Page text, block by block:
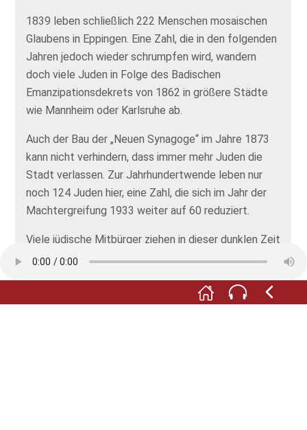
1839 leben schließlich 222 Menschen mosaischen
Glaubens in Eppingen. Eine Zahl, die in den folgenden
Jahren jedoch wieder schrumpfen wird, wandern
doch viele Juden in Folge des Badischen
Emanzipationsdekrets von 1862 in größere Städte
wie Mannheim oder Karlsruhe ab.
Auch der Bau der „Neuen Synagoge“ im Jahre 1873
kann nicht verhindern, dass immer mehr Juden die
Stadt verlassen. Zur Jahrhundertwende leben nur
noch 124 Juden hier, eine Zahl, die sich im Jahr der
Machtergreifung 1933 weiter auf 60 reduziert.
Viele jüdische Mitbürger ziehen in dieser dunklen Zeit
in größere Städte oder ihnen gelingt die